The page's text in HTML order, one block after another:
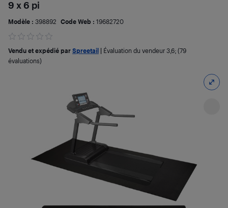
9 x 6 pi
Modèle : 398892 Code Web : 19682720
Vendu et expédié par Spreetail Évaluation du vendeur 3,6; (79
évaluations)